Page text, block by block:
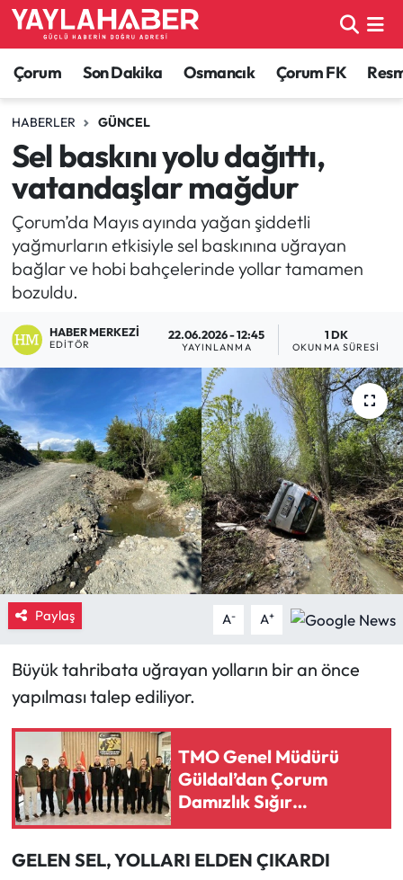
Çorum Son Dakika Osmancık Çorum FK
HABERLER GÜNCEL
Sel baskını yolu dağıttı,
vatandaşlar mağdur
Çorum’da Mayıs ayında yağan şiddetli
yağmurların etkisiyle sel baskınına uğrayan
bağlar ve hobi bahçelerinde yollar tamamen
bozuldu.
HABER MERKEZI
EDITÖR
22.06.2026 - 12:45
YAYINLANMA
1 DK
OKUNMA SÜRESI
Paylaş A- A+
Büyük tahribata uğrayan yolların bir an önce
yapılması talep ediliyor.
TMO Genel Müdürü
Güldal’dan Çorum
Damızlık Sığır
Yetiştiricileri Birliğine
GELEN SEL, YOLLARI ELDEN ÇIKARDI
Alaca Haberleri
Bayat Haberleri
Bilgi - Keşfet Haberleri
Bilim ve Teknoloji
Boğazkale Haberleri
Çorum Haberleri
Çorum Son Dakika Haberleri
Dodurga Haberleri
Eğitim
Ekonomi
Güncel
İskilip Haberleri
Kargı Haberleri
Kimdir?
Kültür Sanat
Laçin Haberleri
Magazin
Çorum Nöbetçi Eczaneler
Çorum Hava Durumu
Çorum Namaz Vakitleri
Çorum Trafik Yoğunluk Haritası
TFF 1.Lig Puan Durumu ve Fikstür
Tüm Manşetler
Son Dakika Haberleri
Haber Arşivi